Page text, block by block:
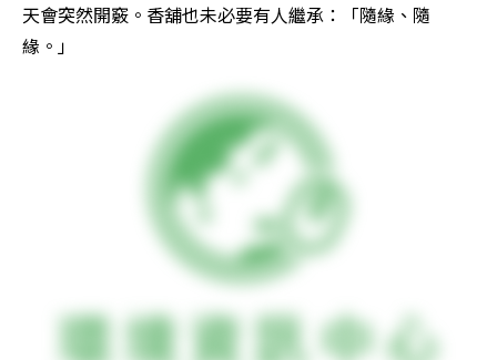
天會突然開竅。香舖也未必要有人繼承：「隨緣、隨
緣。」